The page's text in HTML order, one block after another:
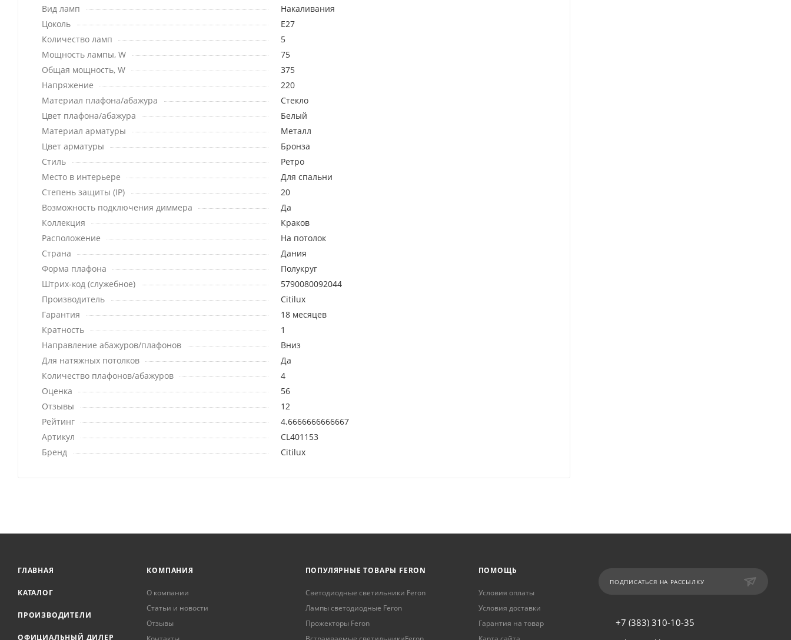
Вид ламп
Накаливания
Цоколь
E27
Количество ламп
5
Мощность лампы, W
75
Общая мощность, W
375
Напряжение
220
Материал плафона/абажура
Стекло
Цвет плафона/абажура
Белый
Материал арматуры
Металл
Цвет арматуры
Бронза
Стиль
Ретро
Место в интерьере
Для спальни
Степень защиты (IP)
20
Возможность подключения диммера
Да
Коллекция
Краков
Расположение
На потолок
Страна
Дания
Форма плафона
Полукруг
Штрих-код (служебное)
5790080092044
Производитель
Citilux
Гарантия
18 месяцев
Кратность
1
Направление абажуров/плафонов
Вниз
Для натяжных потолков
Да
Количество плафонов/абажуров
4
Оценка
56
Отзывы
12
Рейтинг
4.6666666666667
Артикул
CL401153
Бренд
Citilux
ГЛАВНАЯ
КАТАЛОГ
ПРОИЗВОДИТЕЛИ
ОФИЦИАЛЬНЫЙ ДИЛЕР
КОМПАНИЯ
О компании
Статьи и новости
Отзывы
ПОПУЛЯРНЫЕ ТОВАРЫ FERON
Светодиодные светильники Feron
Лампы светодиодные Feron
Прожекторы Feron
ПОМОЩЬ
Условия оплаты
Условия доставки
Гарантия на товар
ПОДПИСАТЬСЯ НА РАССЫЛКУ
+7 (383) 310-10-35